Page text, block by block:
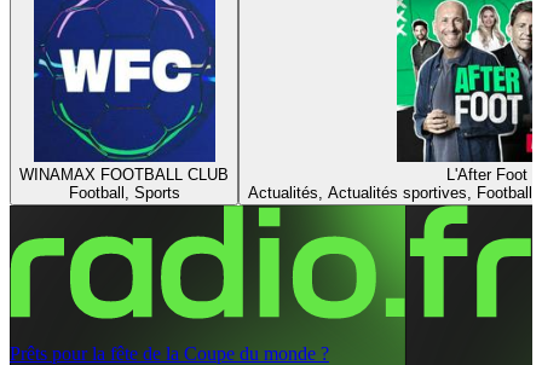
WINAMAX FOOTBALL CLUB
Football, Sports
L'After Foot
Actualités, Actualités sportives,
Prêts pour la fête de la Coupe du monde ?